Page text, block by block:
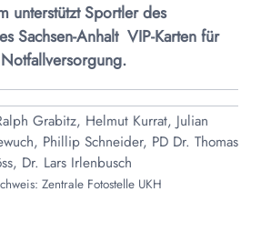
unterstützt Sportler des
Sachsen-Anhalt  VIP-Karten für
Grabitz, Helmut Kurrat, Julian
Phillip Schneider, PD Dr. Thomas
Dr. Lars Irlenbusch
Zentrale Fotostelle UKH